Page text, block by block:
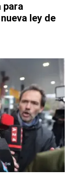
para
ley de